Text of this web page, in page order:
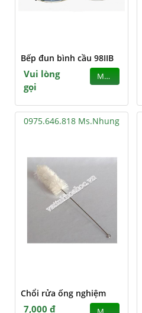
Bếp đun bình cầu 98IIB
Vui lòng
gọi
MUA
0975.646.818 Ms.Nhung
Chổi rửa ống nghiệm
7,000 đ